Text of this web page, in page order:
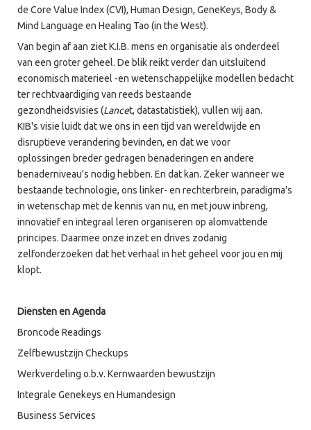
de Core Value Index (CVI), Human Design, GeneKeys, Body &
Mind Language en Healing Tao (in the West).
Van begin af aan ziet K.I.B. mens en organisatie als onderdeel
van een groter geheel. De blik reikt verder dan uitsluitend
economisch materieel -en wetenschappelijke modellen bedacht
ter rechtvaardiging van reeds bestaande
gezondheidsvisies (Lancet, datastatistiek), vullen wij aan.
KIB's visie luidt dat we ons in een tijd van wereldwijde en
disruptieve verandering bevinden, en dat we voor
oplossingen breder gedragen benaderingen en andere
benaderniveau's nodig hebben. En dat kan. Zeker wanneer we
bestaande technologie, ons linker- en rechterbrein, paradigma's
in wetenschap met de kennis van nu, en met jouw inbreng,
innovatief en integraal leren organiseren op alomvattende
principes. Daarmee onze inzet en drives zodanig
zelfonderzoeken dat het verhaal in het geheel voor jou en mij
klopt.
Diensten en Agenda
Broncode Readings
Zelfbewustzijn Checkups
Werkverdeling o.b.v. Kernwaarden bewustzijn
Integrale Genekeys en Humandesign
Business Services